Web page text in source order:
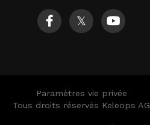
𝕏
Paramètres vie privée
Tous droits réservés Keleops AG